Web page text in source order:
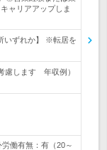
ャリアアップしま
いずれか】 ※転居を
慮します 年収例）
働有無：有（20～